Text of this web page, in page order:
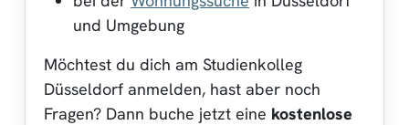
und Umgebung
Möchtest du dich am Studienkolleg
Düsseldorf anmelden, hast aber noch
Fragen? Dann buche jetzt eine kostenlose